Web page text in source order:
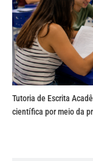
Tutoria de Escrita
científica por meio da